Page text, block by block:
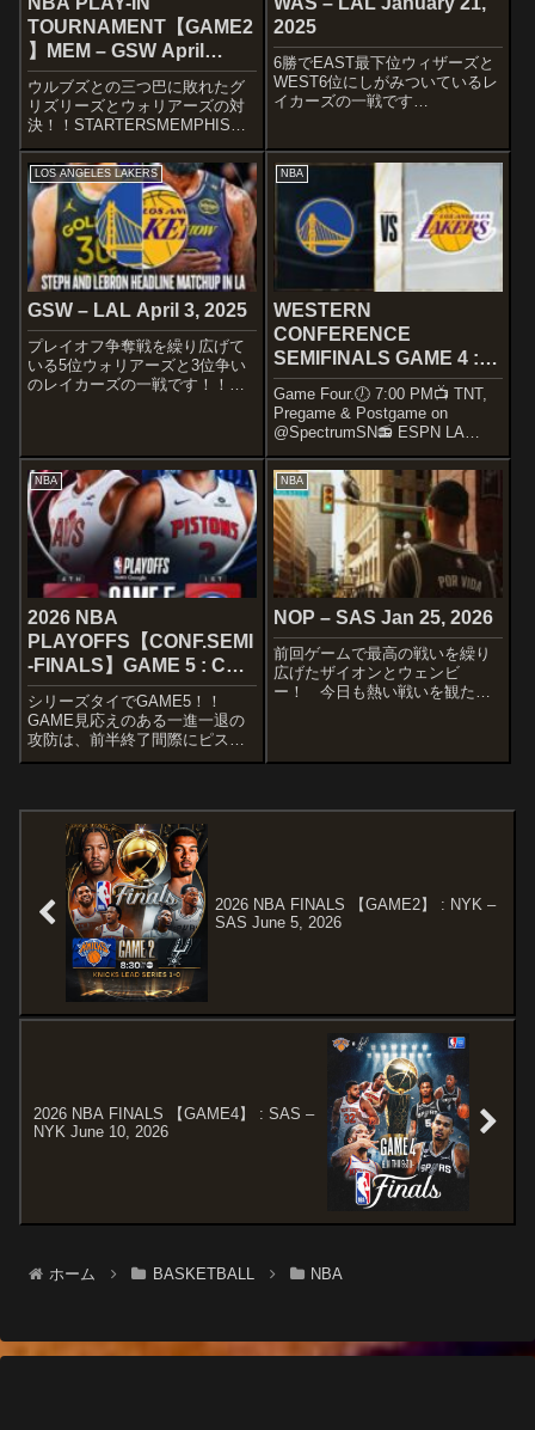
TOURNAMENT【GAME2
】MEM – GSW April
15,2025
ウルブズとの三つ巴に敗れたグ
リズリーズとウォリアーズの対
決！！STARTERSMEMPHIS
GRIZZLIESJa MorantDesmond
BaneScotty Pippen Jr.Jaren
Jackson Jr.Zach Edey...
2025
6勝でEAST最下位ウィザーズと
WEST6位にしがみついているレ
イカーズの一戦です
CarringtonKyle KuzmaBilal
CoulibalyAl...
LOS ANGELES LAKERS
GSW – LAL April 3, 2025
プレイオフ争奪戦を繰り広げて
いる5位ウォリアーズと3位争い
のレイカーズの一戦です！！残
WARRIORSStephen
CurryBrand...
NBA
WESTERN
CONFERENCE
SEMIFINALS GAME 4 :
GSW – LAL MAY 8, 2023
Game Four.🕖 7:00 PM📺 TNT,
Pregame & Postgame on
@SpectrumSN📻 ESPN LA
710/KWKW (S)— Los Angeles
Lakers (@Lakers) May 8, 2...
NBA
2026 NBA
PLAYOFFS【CONF.SEMI
-FINALS】GAME 5 : CLE
– DET May 13, 2026
シリーズタイでGAME5！！
GAME見応えのある一進一退の
攻防は、前半終了間際にピスト
ンズが一時抜け出すも、どちら
キャブスが残り２分半９点差を
追いついてオーバータイム
へ！！OTも激戦！...
NBA
NOP – SAS Jan 25, 2026
前回ゲームで最高の戦いを繰り
広げたザイオンとウェンビ
ー！ 今日も熱い戦いを観たい
pic.twitter.com/L...
2026 NBA FINALS 【GAME2】 : NYK –
SAS June 5, 2026
2026 NBA FINALS 【GAME4】 : SAS –
NYK June 10, 2026
ホーム BASKETBALL NBA